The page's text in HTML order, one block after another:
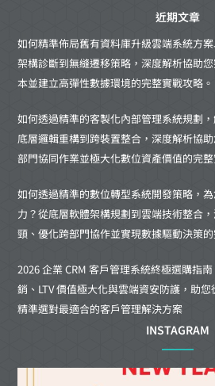
近期文章
如何精準佈局舊有資料庫升級雲端系統方
架構診斷到無縫遷移策略，深度解析協助
本並建立高彈性數據環境的完整實戰攻略。
如何透過精準的客製化內部管理系統規劃
底層邏輯重構到跨裝置整合，深度解析協
部門協同作業並極大化數位資產價值的完整
如何透過精準的數位轉型系統開發策略，
力？從底層軟體架構規劃到雲端技術整合
頸、優化跨部門協作並實現數據驅動決策的
2026 企業 CRM 客戶管理系統終極選購指
銷、LTV 價值極大化與雲端資安防護，助
精準選對最適合的客戶管理解決方案
INSTAGRAM